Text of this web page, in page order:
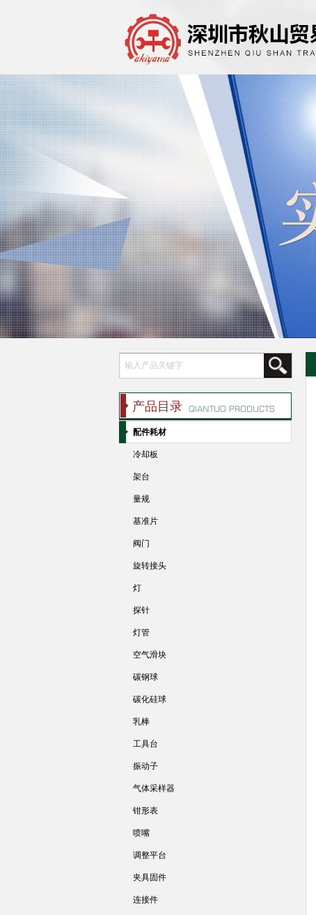
产品目录
配件耗材
冷却板
架台
量规
基准片
阀门
旋转接头
灯
探针
灯管
空气滑块
碳钢球
碳化硅球
乳棒
工具台
振动子
气体采样器
钳形表
喷嘴
调整平台
夹具固件
连接件